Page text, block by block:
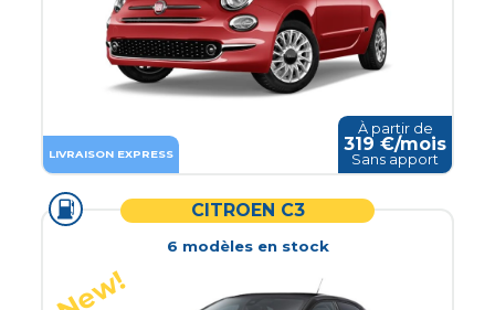
LIVRAISON EXPRESS
À partir de
319 €/mois
Sans apport
CITROEN C3
6 modèlesen stock